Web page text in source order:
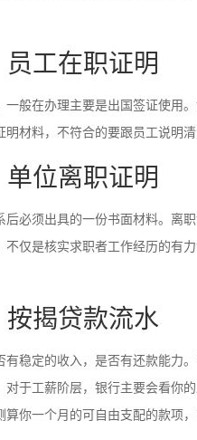
员工在职证明
般在办理主要是出国签证使
材料，不符合的要跟员工说明清
单位离职证明
必须出具的一份书面材料。
仅是核实求职者工作经历的
按揭贷款流水
稳定的收入，是否有还款能
于工薪阶层，银行主要会看你
你一个月的可自由支配的款项